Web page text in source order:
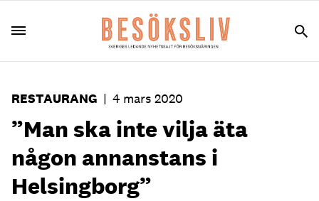
RESTAURANG | 4 mars 2020
”Man ska inte vilja äta
någon annanstans i
Helsingborg”